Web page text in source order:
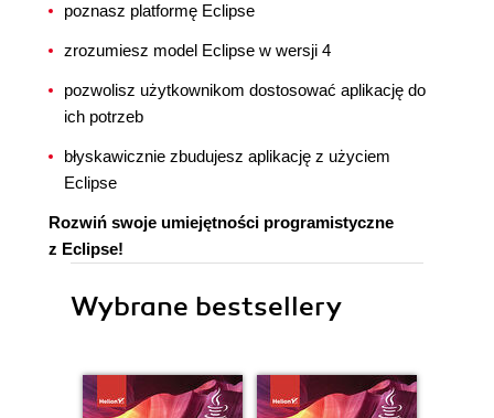
poznasz platformę Eclipse
zrozumiesz model Eclipse w wersji 4
pozwolisz użytkownikom dostosować aplikację do
ich potrzeb
błyskawicznie zbudujesz aplikację z użyciem
Eclipse
Rozwiń swoje umiejętności programistyczne
z Eclipse!
Wybrane bestsellery